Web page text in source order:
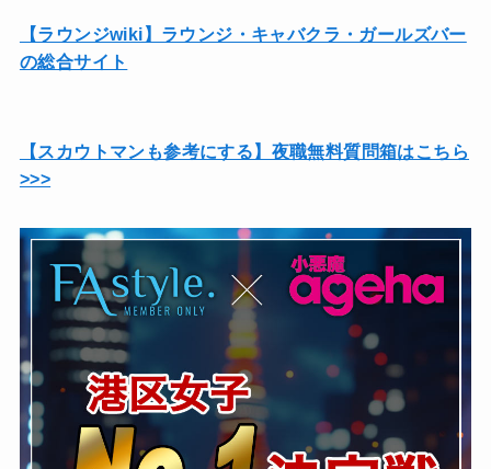
【ラウンジwiki】ラウンジ・キャバクラ・ガールズバー
の総合サイト
【スカウトマンも参考にする】夜職無料質問箱はこちら
>>>